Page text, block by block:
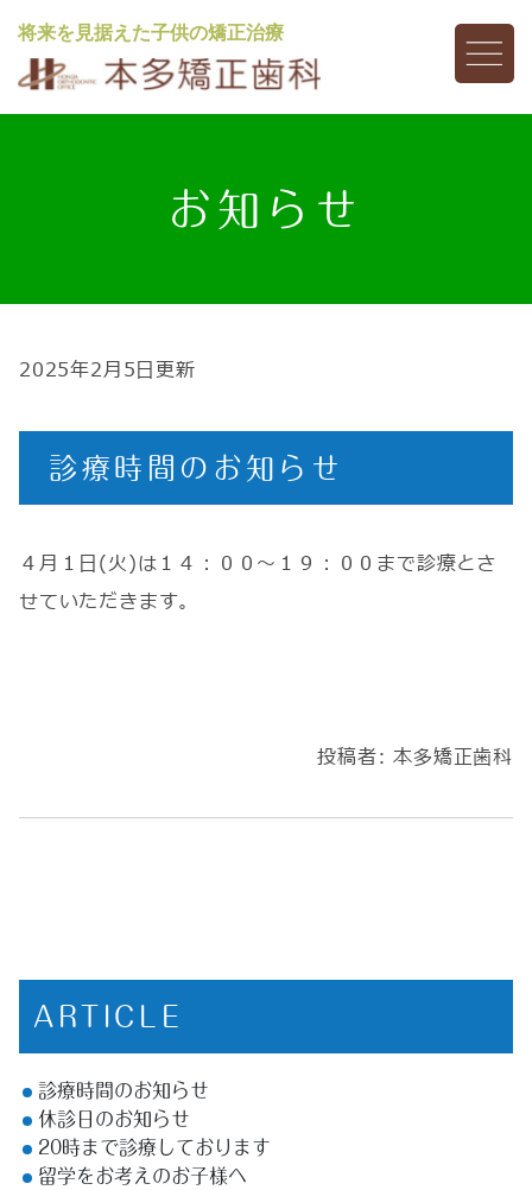
将来を見据えた子供の矯正治療
お知らせ
2025年2月5日更新
診療時間のお知らせ
４月１日(火)は１４：００～１９：００まで診療とさ
せていただきます。
投稿者:本多矯正歯科
ARTICLE
診療時間のお知らせ
休診日のお知らせ
20時まで診療しております
留学をお考えのお子様へ